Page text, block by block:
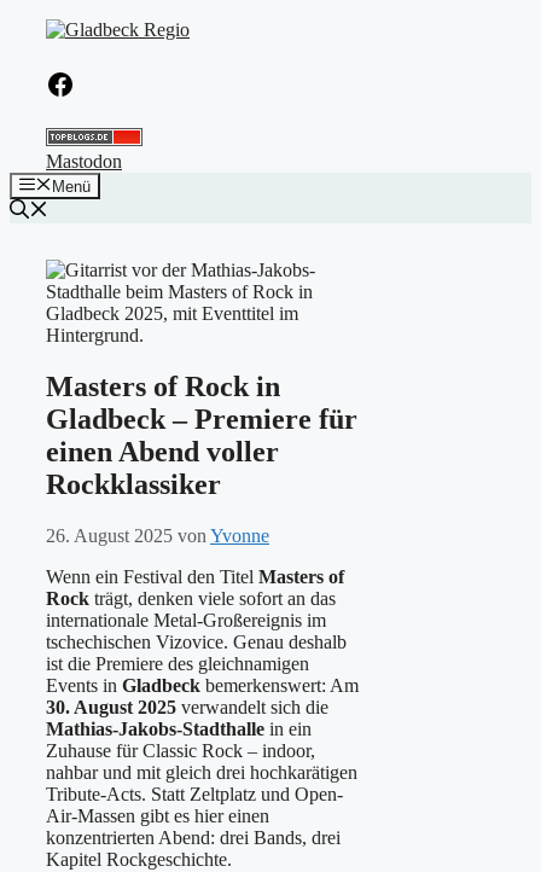
springenFacebook
Mastodon
Menü
Masters of Rock in
Gladbeck – Premiere für
einen Abend voller
Rockklassiker
26. August 2025 von Yvonne
Wenn ein Festival den Titel Masters of
Rock trägt, denken viele sofort an das
internationale Metal-Großereignis im
tschechischen Vizovice. Genau deshalb
ist die Premiere des gleichnamigen
Events in Gladbeck bemerkenswert: Am
30. August 2025 verwandelt sich die
Mathias-Jakobs-Stadthalle in ein
Zuhause für Classic Rock – indoor,
nahbar und mit gleich drei hochkarätigen
Tribute-Acts. Statt Zeltplatz und Open-
Air-Massen gibt es hier einen
konzentrierten Abend: drei Bands, drei
Kapitel Rockgeschichte.